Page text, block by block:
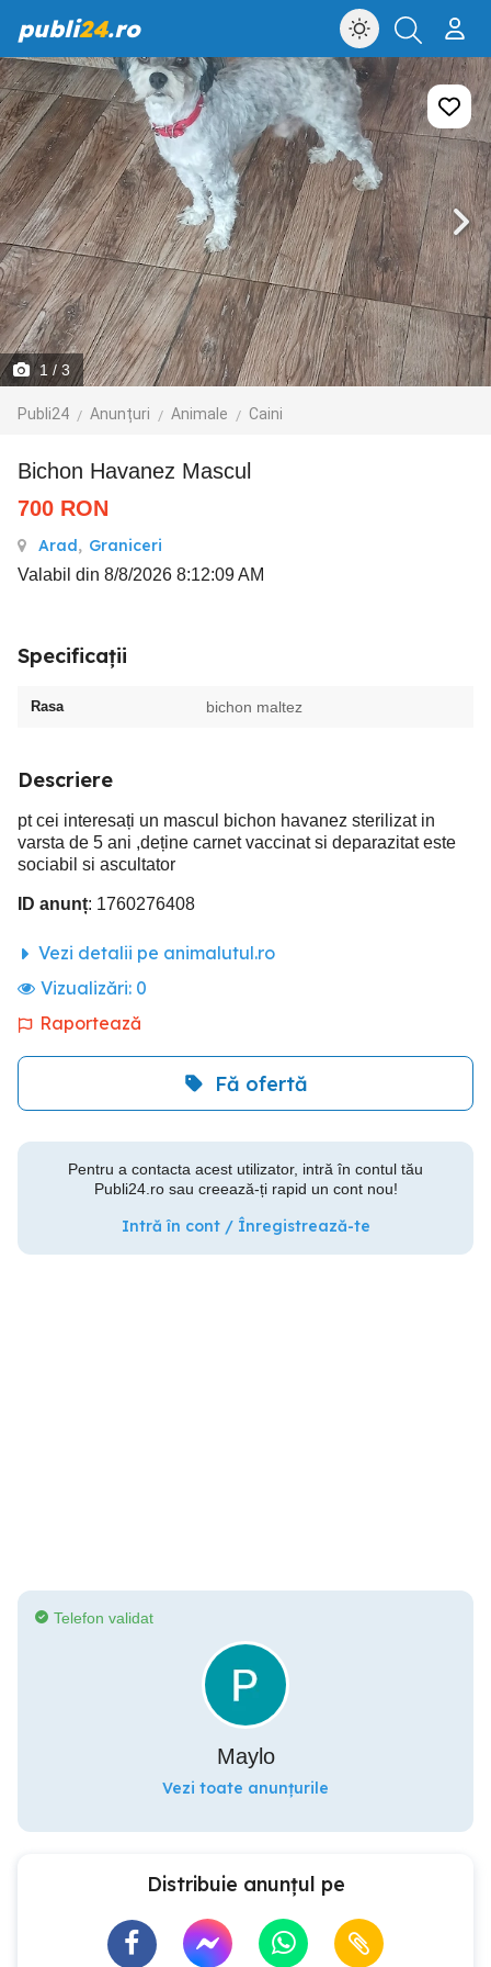
publi24.ro
1 / 3
Publi24 Anunțuri Animale Caini
Bichon Havanez Mascul
700 RON
Arad, Graniceri
Valabil din 8/8/2026 8:12:09 AM
Specificații
Rasa bichon maltez
Descriere
pt cei interesați un mascul bichon havanez sterilizat in
varsta de 5 ani ,deține carnet vaccinat si deparazitat este
sociabil si ascultator
ID anunț: 1760276408
Vezi detalii pe animalutul.ro
Vizualizări: 0
Raportează
Fă ofertă
Pentru a contacta acest utilizator, intră în contul tău
Publi24.ro sau creează-ți rapid un cont nou!
Intră în cont / Înregistrează-te
Telefon validat
Maylo
Vezi toate anunțurile
Distribuie anunțul pe